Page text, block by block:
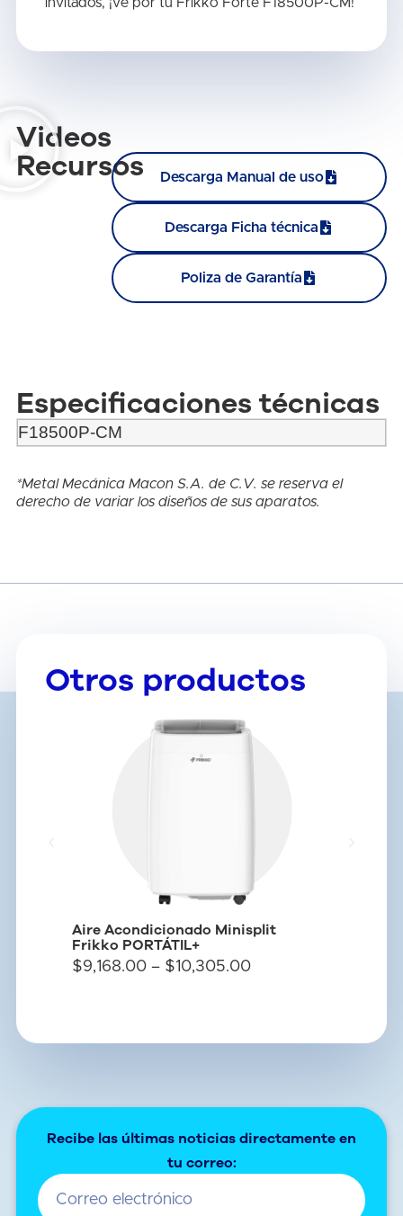
Videos
Recursos Descarga Manual de uso
Descarga Ficha técnica
Poliza de Garantía
Especificaciones técnicas
F18500P-CM
*Metal Mecánica Macon S.A. de C.V. se reserva el
derecho de variar los diseños de sus aparatos.
Otros productos
Aire Acondicionado Minisplit
Frikko PORTÁTIL+
$9,168.00 – $10,305.00
Recibe las últimas noticias directamente en
tu correo: